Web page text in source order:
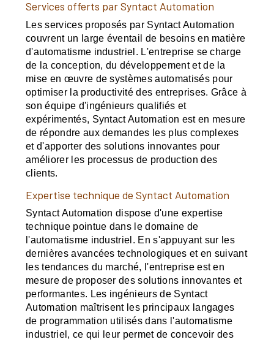
Services offerts par Syntact Automation
Les services proposés par Syntact Automation
couvrent un large éventail de besoins en matière
d'automatisme industriel. L'entreprise se charge
de la conception, du développement et de la
mise en œuvre de systèmes automatisés pour
optimiser la productivité des entreprises. Grâce à
son équipe d'ingénieurs qualifiés et
expérimentés, Syntact Automation est en mesure
de répondre aux demandes les plus complexes
et d'apporter des solutions innovantes pour
améliorer les processus de production des
clients.
Expertise technique de Syntact Automation
Syntact Automation dispose d'une expertise
technique pointue dans le domaine de
l'automatisme industriel. En s'appuyant sur les
dernières avancées technologiques et en suivant
les tendances du marché, l'entreprise est en
mesure de proposer des solutions innovantes et
performantes. Les ingénieurs de Syntact
Automation maîtrisent les principaux langages
de programmation utilisés dans l'automatisme
industriel, ce qui leur permet de concevoir des